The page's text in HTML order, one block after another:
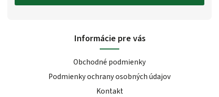
Informácie pre vás
Obchodné podmienky
Podmienky ochrany osobných údajov
Kontakt